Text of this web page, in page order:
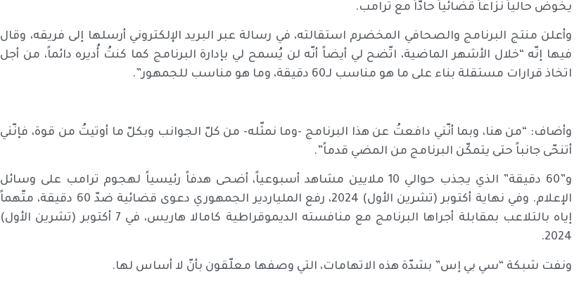
يخوض حالياً نزاعاً قضائياً حادّاً مع ترامب.
وأعلن منتج البرنامج والصحافي المخضرم استقالته، في رسالة عبر البريد الإلكتروني أرسلها إلى فريقه، وقال
فيها إنّه “خلال الأشهر الماضية، اتّضح لي أيضاً أنّه لن يُسمح لي بإدارة البرنامج كما كنتُ أُديره دائماً، من أجل
اتخاذ قرارات مستقلة بناء على ما هو مناسب لـ60 دقيقة، وما هو مناسب للجمهور”.
وأضاف: “من هنا، وبما أنّني دافعتُ عن هذا البرنامج -وما نمثّله- من كلّ الجوانب وبكلّ ما أوتيتُ من قوة، فإنّني
أتنحّى جانباً حتى يتمكّن البرنامج من المضي قدماً”.
و”60 دقيقة” الذي يجذب حوالي 10 ملايين مشاهد أسبوعياً، أضحى هدفاً رئيسياً لهجوم ترامب على وسائل
الإعلام. وفي نهاية أكتوبر (تشرين الأول) 2024، رفع الملياردير الجمهوري دعوى قضائية ضدّ 60 دقيقة، متّهماً
إياه بالتلاعب بمقابلة أجراها البرنامج مع منافسته الديموقراطية كامالا هاريس، في 7 أكتوبر (تشرين الأول)
2024.
ونفت شبكة “سي بي إس” بشدّة هذه الاتهامات، التي وصفها معلّقون بأنّ لا أساس لها.